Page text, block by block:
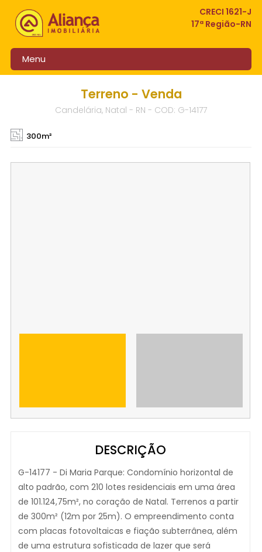
CRECI 1621-J
17ª Região-RN
Menu
Terreno - Venda
Candelária, Natal - RN - COD: G-14177
300m²
DESCRIÇÃO
G-14177 - Di Maria Parque: Condomínio horizontal de
alto padrão, com 210 lotes residenciais em uma área
de 101.124,75m², no coração de Natal. Terrenos a partir
de 300m² (12m por 25m). O empreendimento conta
com placas fotovoltaicas e fiação subterrânea, além
de uma estrutura sofisticada de lazer que será